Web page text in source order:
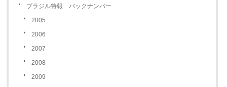
ブラジル特報 バックナンバー
2005
2006
2007
2008
2009